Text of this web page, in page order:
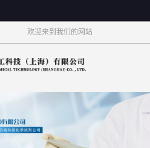
欢迎来到我们的网站